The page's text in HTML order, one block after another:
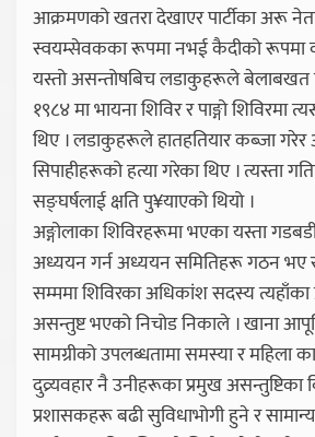
आक्रमणको खतरा देखाएर पार्टीका अरू
स्वयम्सेवकका रूपमा नभई कैदीको रूपमा
यस्तो असन्तोषबिच लडाकुहरूले बेलाबखत
१९८४ मा भायना शिविर र पाङ्गो शिविरमा
थिए । लडाकुहरूले हातहतियार कब्जा
सिपाहीहरूको हत्या गरेका थिए । त्यस्ता
सङ्घर्षलाई क्षति पु¥याएको थियो ।
अङ्गोलाका शिविरहरूमा भएका यस्ता
अध्ययन गर्न अध्ययन समितिहरू गठन भए
सम्ममा शिविरका अधिकांश सदस्य
असन्तुष्ट भएको निचोड निकाले । खाना
सामग्रीको उपलब्धतामा समस्या र महिला
दुव्र्यवहार नै उनीहरूका प्रमुख असन्तुष्टिका
प्रशासकहरू बढी सुविधाभोगी हुने र